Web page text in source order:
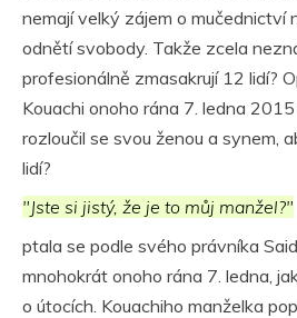
nemají velký zájem o mučednictví
odnětí svobody. Takže zcela
profesionálně zmasakrují 12 lidí?
Kouachi onoho rána 7. ledna
rozloučil se svou ženou a synem,
lidí?
"Jste si jistý, že je to můj manžel?"
ptala se podle svého právníka
mnohokrát onoho rána 7. ledna,
o útocích. Kouachiho manželka